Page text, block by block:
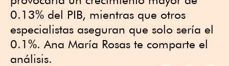
0.13% del PIB, mientras que otros
especialistas aseguran que solo sería el
0.1%. Ana María Rosas te comparte el
análisis.